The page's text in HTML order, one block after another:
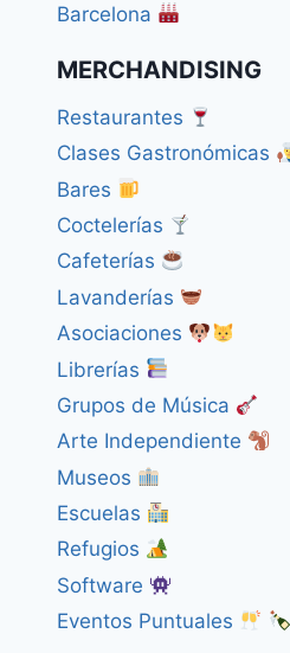
Barcelona
MERCHANDISING
Restaurantes
Clases Gastronómicas
Bares
Coctelerías
Cafeterías
Lavanderías
Asociaciones
Librerías
Grupos de Música
Arte Independiente
Museos
Escuelas
Refugios
Software
Eventos Puntuales